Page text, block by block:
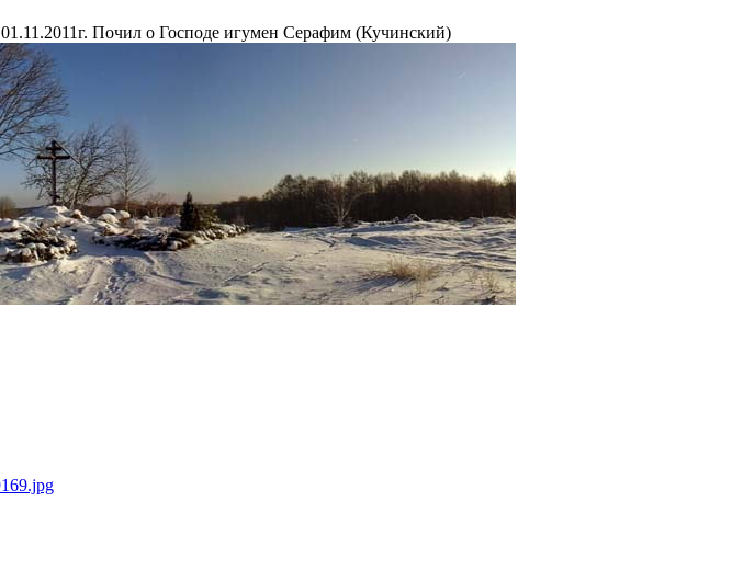
01.11.2011г. Почил о Господе игумен Серафим (Кучинский)